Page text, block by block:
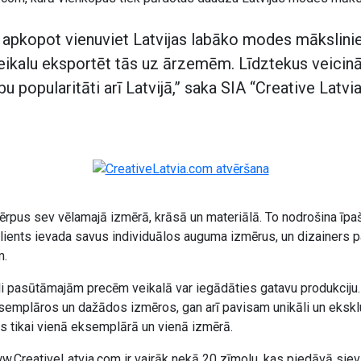
vienuviet Latvijas labāko modes
eksportēt tās uz ārzemēm. Līdztekus
popularitāti arī Latvijā,” saka SIA “Creative
sev vēlamajā izmērā, krāsā un materiālā. To nodrošina
ievada savus individuālos auguma izmērus, un dizainers
precēm veikalā var iegādāties gatavu
un dažādos izmēros, gan arī pavisam unikāli un
tikai vienā eksemplārā un vienā izmērā.